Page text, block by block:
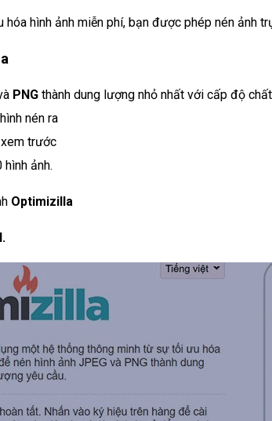
hóa hình ảnh miễn phí, bạn được phép nén ảnh
PNG thành dung lượng nhỏ nhất với cấp độ
nén ra
trước
hình ảnh.
Optimizilla